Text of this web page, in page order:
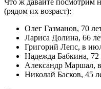
(рядом их возраст):
Олег Газманов, 70
Лариса Долина, 66
Григорий Лепс, в
Надежда Бабкина, 72
Александр Маршал,
Николай Басков, 45